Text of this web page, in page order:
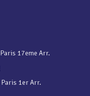
Paris 17eme Arr.
Paris 1er Arr.